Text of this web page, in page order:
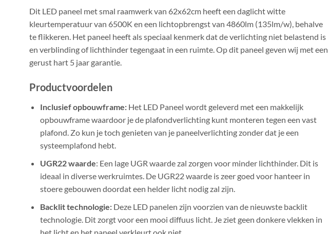
Dit LED paneel met smal raamwerk van 62x62cm heeft een daglicht witte
kleurtemperatuur van 6500K en een lichtopbrengst van 4860lm (135lm/w), behalve
te flikkeren. Het paneel heeft als speciaal kenmerk dat de verlichting niet belastend is
en verblinding of lichthinder tegengaat in een ruimte. Op dit paneel geven wij met een
gerust hart 5 jaar garantie.
Productvoordelen
Inclusief opbouwframe:Het LED Paneel wordt geleverd met een makkelijk
opbouwframe waardoor je de plafondverlichting kunt monteren tegen een vast
plafond. Zo kun je toch genieten van je paneelverlichting zonder dat je een
systeemplafond hebt.
UGR22 waarde: Een lage UGR waarde zal zorgen voor minder lichthinder. Dit is
ideaal in diverse werkruimtes. De UGR22 waarde is zeer goed voor hanteer in
stoere gebouwen doordat een helder licht nodig zal zijn.
Backlit technologie:Deze LED panelen zijn voorzien van de nieuwste backlit
technologie. Dit zorgt voor een mooi diffuus licht. Je ziet geen donkere vlekken in
het licht en het paneel verkleurt ook niet.